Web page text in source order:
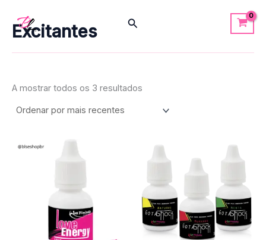
content
Search
Excitantes
A mostrar todos os 3 resultados
This
product
has
multiple
variants.
The
options